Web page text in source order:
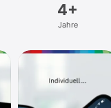
4+
Jahre